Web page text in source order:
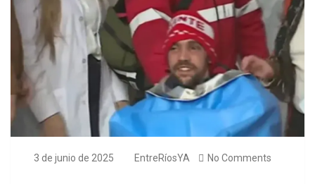
3 de junio de 2025 EntreRíosYA No Comments